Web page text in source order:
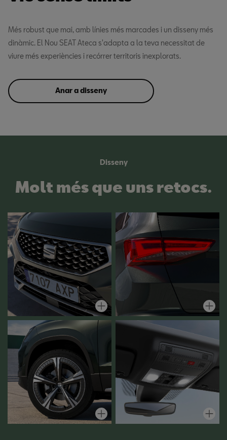
Més robust que mai, amb línies més marcades i un disseny més
dinàmic. El Nou SEAT Ateca s'adapta a la teva necessitat de
viure més experiències i recórrer territoris inexplorats.
Anar a disseny
Disseny
Molt més que uns retocs.